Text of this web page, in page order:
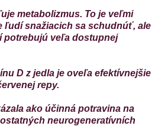
metabolizmus. To je veľmi
ľudí snažiacich sa schudnúť, ale
potrebujú veľa dostupnej
D z jedla je oveľa efektívnejšie
repy.
ako účinná potravina na
neurogeneratívních